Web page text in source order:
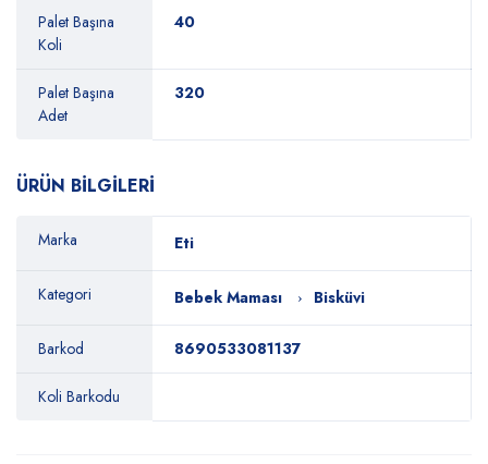
Palet Başına
Koli
40
Palet Başına
Adet
320
ÜRÜN BİLGİLERİ
Marka Eti
Kategori Bebek Maması Bisküvi
Barkod 8690533081137
Koli Barkodu